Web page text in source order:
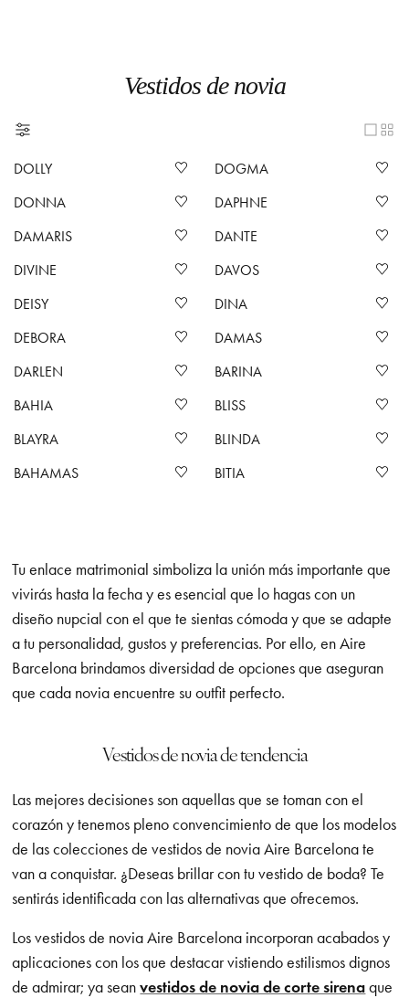
Vestidos de novia
DOLLY
DOGMA
DONNA
DAPHNE
DAMARIS
DANTE
DIVINE
DAVOS
DEISY
DINA
DEBORA
DAMAS
DARLEN
BARINA
BAHIA
BLISS
BLAYRA
BLINDA
BAHAMAS
BITIA
Tu enlace matrimonial simboliza la unión más importante que
vivirás hasta la fecha y es esencial que lo hagas con un
diseño nupcial con el que te sientas cómoda y que se adapte
a tu personalidad, gustos y preferencias. Por ello, en Aire
Barcelona brindamos diversidad de opciones que aseguran
que cada novia encuentre su outfit perfecto.
Vestidos de novia de tendencia
Las mejores decisiones son aquellas que se toman con el
corazón y tenemos pleno convencimiento de que los modelos
de las colecciones de vestidos de novia Aire Barcelona te
van a conquistar. ¿Deseas brillar con tu vestido de boda? Te
sentirás identificada con las alternativas que ofrecemos.
Los vestidos de novia Aire Barcelona incorporan acabados y
aplicaciones con los que destacar vistiendo estilismos dignos
de admirar; ya seanvestidos de novia de corte sirenaque